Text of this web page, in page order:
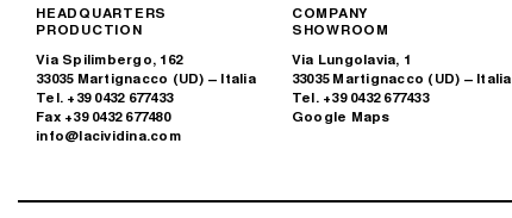
HEADQUARTERS
PRODUCTION
Via Spilimbergo, 162
33035 Martignacco (UD) – Italia
Tel. +39 0432 677433
Fax +39 0432 677480
info@lacividina.com
COMPANY
SHOWROOM
Via Lungolavia, 1
33035 Martignacco (UD) – Italia
Tel. +39 0432 677433
Google Maps